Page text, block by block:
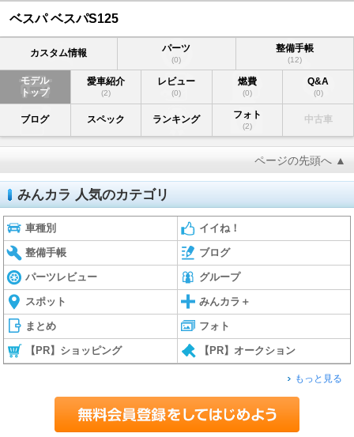
ベスパ ベスパS125
カスタム情報 パーツ
(0)
整備手帳
(12)
モデル
トップ
愛車紹介
(2)
レビュー
(0)
燃費
(0)
Q&A
(0)
ブログ スペック ランキング フォト
(2)
中古車
ページの先頭へ ▲
みんカラ 人気のカテゴリ
車種別 イイね！
整備手帳 ブログ
パーツレビュー グループ
スポット みんカラ＋
まとめ フォト
【PR】ショッピング 【PR】オークション
もっと見る